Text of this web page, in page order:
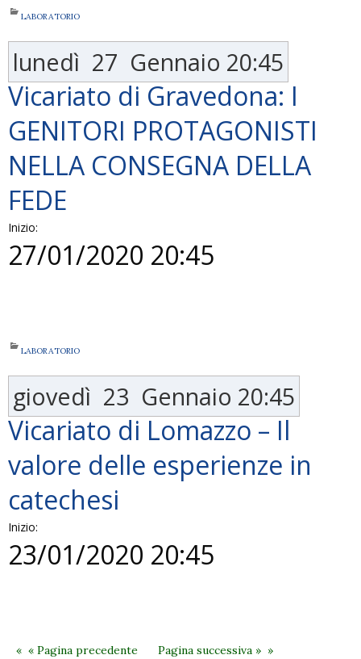
LABORATORIO
lunedì 27 Gennaio 20:45
Vicariato di Gravedona: I
GENITORI PROTAGONISTI
NELLA CONSEGNA DELLA
FEDE
Inizio:
27/01/2020 20:45
LABORATORIO
giovedì 23 Gennaio 20:45
Vicariato di Lomazzo – Il
valore delle esperienze in
catechesi
Inizio:
23/01/2020 20:45
« Pagina precedente Pagina successiva »